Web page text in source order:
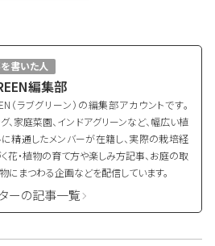
書いた人
編集部
（ラブグリーン）の編集部アカウントです。
、家庭菜園、インドアグリーンなど、幅広い植
精通したメンバーが在籍し、実際の栽培経
花・植物の育て方や楽しみ方記事、お庭の取
にまつわる企画などを配信しています。
ーの記事一覧